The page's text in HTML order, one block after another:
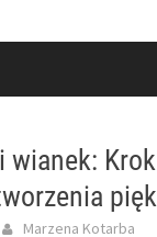
wianek:
Marzena Kotarba